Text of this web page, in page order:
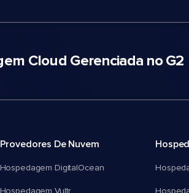
Cloud Gerenciada no G2
Provedores De Nuvem
Hospedagem DigitalOcean